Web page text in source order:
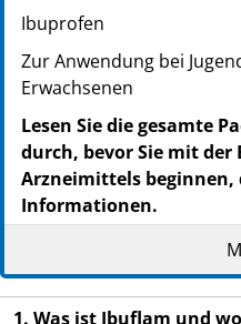
NTIN: 04150063134092
PZN: 06313415
PPN: 110631341507
NTIN: 04150063134153
PZN: 05499085
PPN: 110549908549
NTIN: 04150054990850
Ibuprofen
Zur Anwendung bei
Erwachsenen
Lesen Sie die gesamte
durch, bevor Sie mit der
Arzneimittels
Informationen.
Heben Sie die
möchten Sie diese
Wenn Sie weitere
1. Was ist Ibuflam und